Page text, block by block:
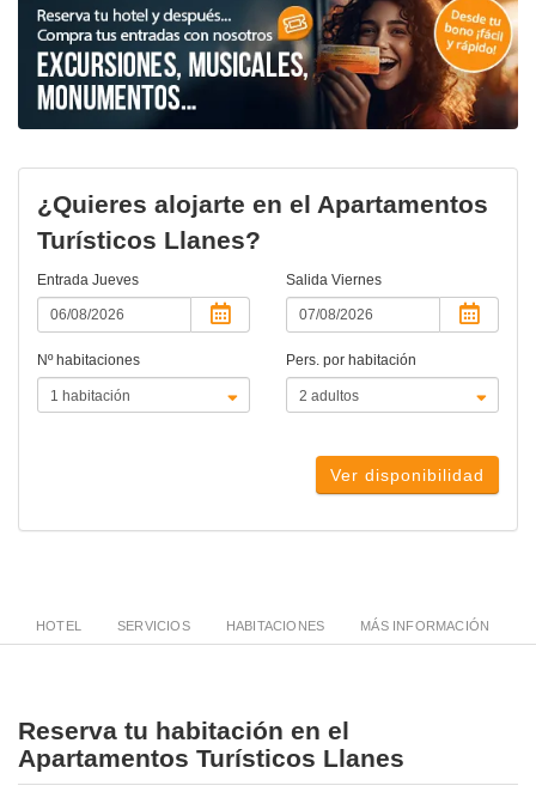
¿Quieres alojarte en el Apartamentos
Turísticos Llanes?
Entrada Jueves Salida Viernes
Nº habitaciones Pers. por habitación
Ver disponibilidad
HOTEL SERVICIOS HABITACIONES MÁS INFORMACIÓN
Reserva tu habitación en el
Apartamentos Turísticos Llanes